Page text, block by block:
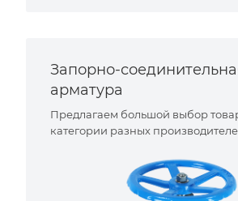
Запорно-
арматура
Предлагаем большой выбор
категории разных